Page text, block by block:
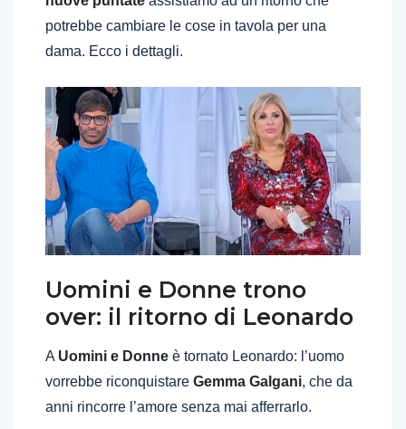
potrebbe cambiare le cose in tavola per una
dama. Ecco i dettagli.
Uomini e Donne trono
over: il ritorno di Leonardo
A Uomini e Donne è tornato Leonardo: l’uomo
vorrebbe riconquistare Gemma Galgani, che da
anni rincorre l’amore senza mai afferrarlo.